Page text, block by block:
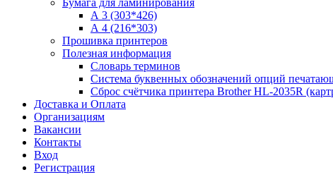
Бумага для ламинирования
А 3 (303*426)
А 4 (216*303)
Прошивка принтеров
Полезная информация
Словарь терминов
Система буквенных обозначений опций
Сброс счётчика принтера Brother HL-2035R
Доставка и Оплата
Организациям
Вакансии
Контакты
Вход
Регистрация